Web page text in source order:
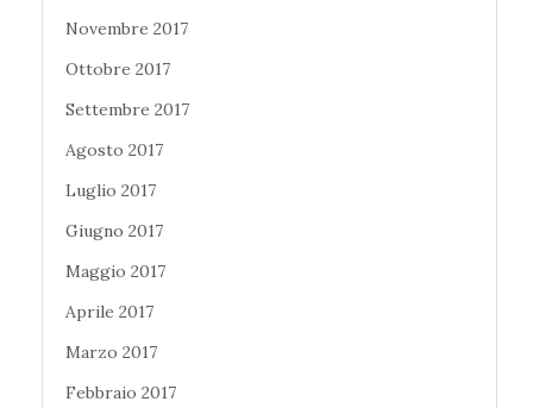
Novembre 2017
Ottobre 2017
Settembre 2017
Agosto 2017
Luglio 2017
Giugno 2017
Maggio 2017
Aprile 2017
Marzo 2017
Febbraio 2017